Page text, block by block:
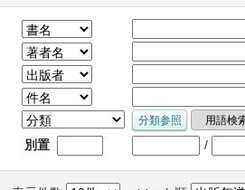
別置 /